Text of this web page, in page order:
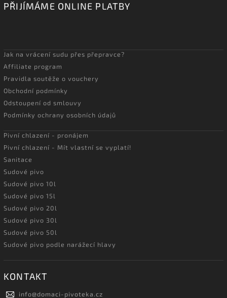
PŘIJÍMÁME ONLINE PLATBY
Jak na vrácení sudu přes přepravce?
Affiliate program
Pravidla soutěže o vouchery
Obchodní podmínky
Odstoupení od smlouvy
Podmínky ochrany osobních údajů
Pivní chlazení - pronájem
Pivní chlazení - Mít vlastní se vyplatí!
Sanitace
Sudové pivo
Sudové pivo 10l
Sudové pivo 15l
Sudové pivo 20l
Sudové pivo 30l
Sudové pivo 50l
Sudové pivo podle narážecí hlavy
KONTAKT
info@domaci-pivoteka.cz